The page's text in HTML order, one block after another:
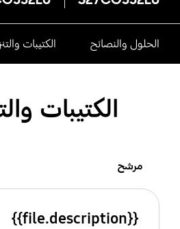
الحلول والنصائح الكتيبات
الكتيبات
مرشح
{{file.description}}